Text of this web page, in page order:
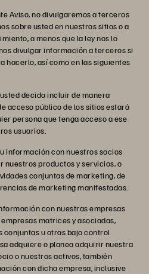
Aviso, no divulgaremos a terceros
sobre usted en nuestros sitios o a
a menos que la ley nos lo
divulgar información a terceros si
hacerlo, así como en las siguientes
decida incluir de manera
acceso público de los sitios estará
persona que tenga acceso a ese
usuarios.
información con nuestros socios
nuestros productos y servicios, o
conjuntas de marketing, de
de marketing manifestadas.
con nuestras empresas
matrices y asociadas,
conjuntas u otras bajo control
adquiere o planea adquirir nuestra
o nuestros activos, también
con dicha empresa, inclusive